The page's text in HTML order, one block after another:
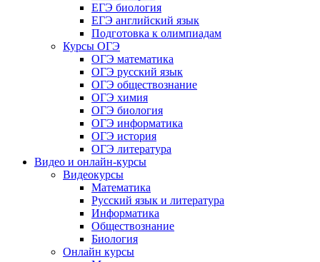
ЕГЭ биология
ЕГЭ английский язык
Подготовка к олимпиадам
Курсы ОГЭ
ОГЭ математика
ОГЭ русский язык
ОГЭ обществознание
ОГЭ химия
ОГЭ биология
ОГЭ информатика
ОГЭ история
ОГЭ литература
Видео и онлайн-курсы
Видеокурсы
Математика
Русский язык и литература
Информатика
Обществознание
Биология
Онлайн курсы